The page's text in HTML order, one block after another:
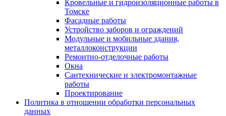
Кровельные и гидроизоляционные работы в
Томске
Фасадные работы
Устройство заборов и ограждений
Модульные и мобильные здания,
металлоконструкции
Ремонтно-отделочные работы
Окна
Сантехнические и электромонтажные
работы
Проектирование
Политика в отношении обработки персональных
данных